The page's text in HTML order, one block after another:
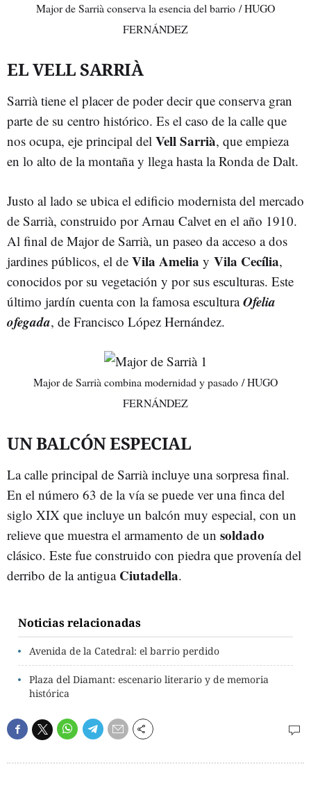
Major de Sarrià conserva la esencia del barrio / HUGO
FERNÁNDEZ
EL VELL SARRIÀ
Sarrià tiene el placer de poder decir que conserva gran
parte de su centro histórico. Es el caso de la calle que
nos ocupa, eje principal del Vell Sarrià, que empieza
en lo alto de la montaña y llega hasta la Ronda de Dalt.
Justo al lado se ubica el edificio modernista del mercado
de Sarrià, construido por Arnau Calvet en el año 1910.
Al final de Major de Sarrià, un paseo da acceso a dos
jardines públicos, el de Vila Amelia y Vila Cecília,
conocidos por su vegetación y por sus esculturas. Este
último jardín cuenta con la famosa esculturaOfelia
ofegada, de Francisco López Hernández.
Major de Sarrià combina modernidad y pasado / HUGO
FERNÁNDEZ
UN BALCÓN ESPECIAL
La calle principal de Sarrià incluye una sorpresa final.
En el número 63 de la vía se puede ver una finca del
siglo XIX que incluye un balcón muy especial, con un
relieve que muestra el armamento de un soldado
clásico. Este fue construido con piedra que provenía del
derribo de la antigua Ciutadella.
Noticias relacionadas
Avenida de la Catedral: el barrio perdido
Plaza del Diamant: escenario literario y de memoria
histórica